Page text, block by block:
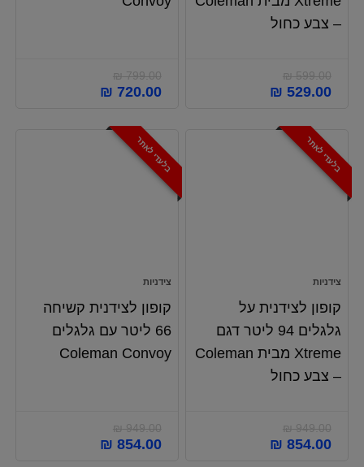
– צבע כחול
₪599.00
המחיר
היה:
₪ 599.00.
₪ 529.00
₪799.00
המחיר
היה:
₪ 799.00.
₪ 720.00
בלעדי לאתר
צידניות
קופון לצידנית על
גלגלים 94 ליטר דגם
Xtreme מבית Coleman
– צבע כחול
₪949.00
המחיר ₪ 854.00
בלעדי לאתר
צידניות
קופון לצידנית קשיחה
66 ליטר עם גלגלים
Coleman Convoy
₪949.00
המחיר ₪ 854.00